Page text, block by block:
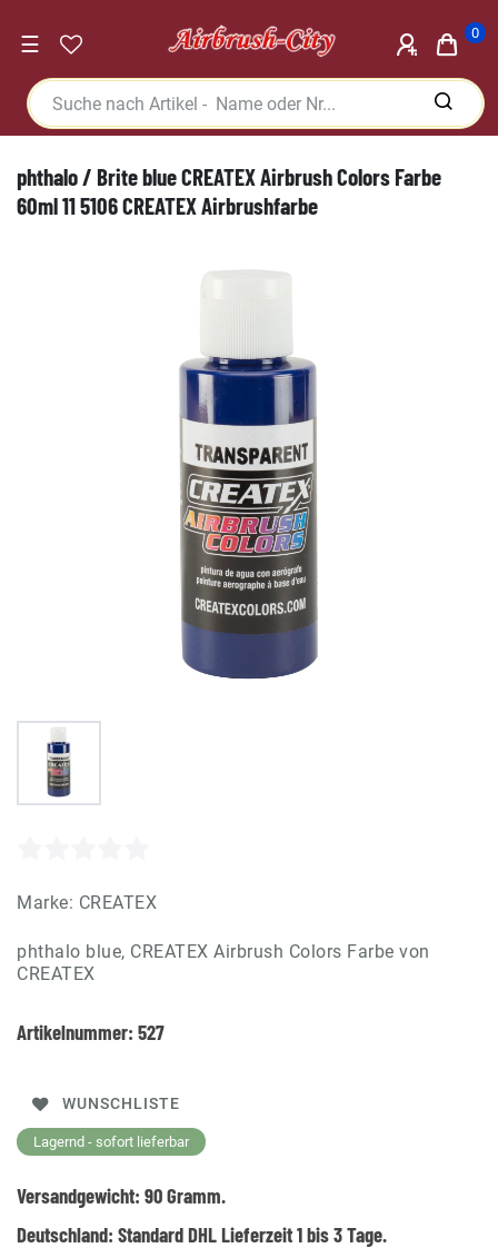
☰ 0
phthalo / Brite blue CREATEX Airbrush Colors Farbe
60ml 11 5106 CREATEX Airbrushfarbe
Marke: CREATEX
phthalo blue, CREATEX Airbrush Colors Farbe von
CREATEX
Artikelnummer: 527
WUNSCHLISTE
Lagernd - sofort lieferbar
Versandgewicht: 90Gramm.
Deutschland: Standard DHL Lieferzeit 1 bis 3 Tage.